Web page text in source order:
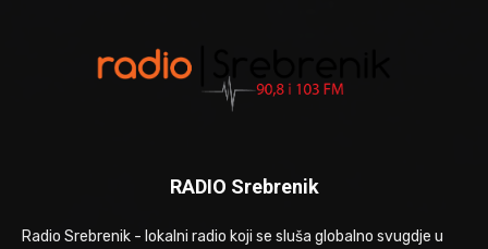
RADIO Srebrenik
Radio Srebrenik - lokalni radio koji se sluša globalno svugdje u